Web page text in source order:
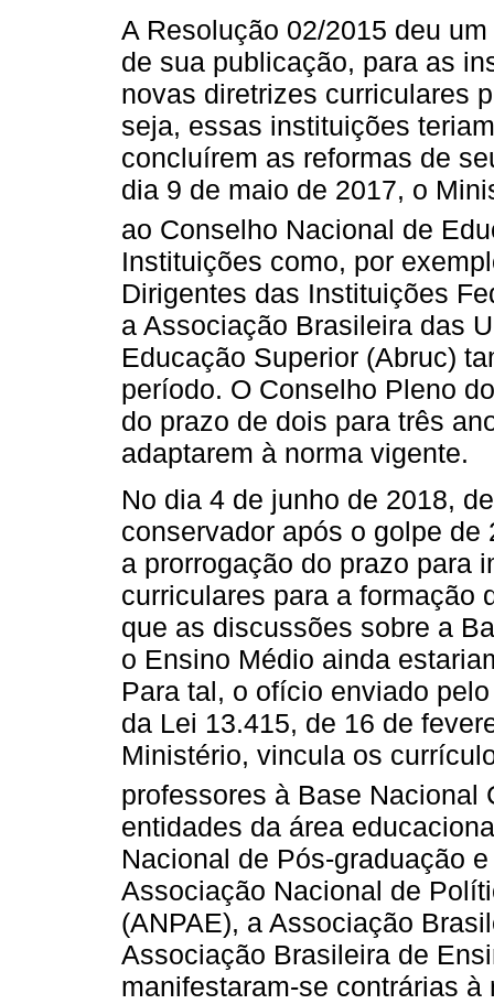
A Resolução 02/2015 deu
de sua publicação, para as
novas diretrizes curriculares
seja, essas instituições
concluírem as reformas de
dia 9 de maio de 2017, o
ao Conselho Nacional de
Instituições como, por
Dirigentes das Instituições
a Associação Brasileira das
Educação Superior (Abruc)
período. O Conselho Pleno
do prazo de dois para três
adaptarem à norma vigente.
No dia 4 de junho de 2018,
conservador após o golpe
a prorrogação do prazo para
curriculares para a formação
que as discussões sobre a
o Ensino Médio ainda
Para tal, o ofício enviado
da Lei 13.415, de 16 de
Ministério, vincula os
professores à Base Nacional
entidades da área
Nacional de Pós-graduação
Associação Nacional de
(ANPAE), a Associação
Associação Brasileira de
manifestaram-se contrárias